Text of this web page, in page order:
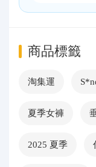
商品標籤
淘集運
夏季女褲
2025 夏季